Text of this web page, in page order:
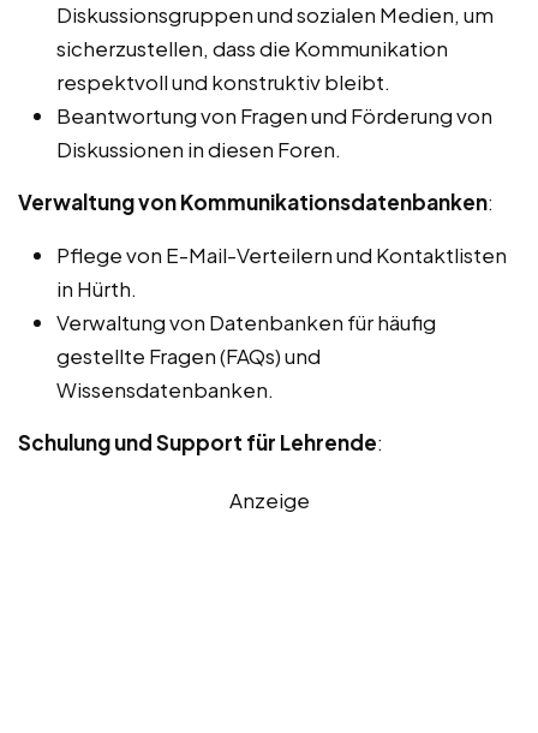
Diskussionsgruppen und sozialen Medien, um
sicherzustellen, dass die Kommunikation
respektvoll und konstruktiv bleibt.
Beantwortung von Fragen und Förderung von
Diskussionen in diesen Foren.
Verwaltung von Kommunikationsdatenbanken:
Pflege von E-Mail-Verteilern und Kontaktlisten
in Hürth.
Verwaltung von Datenbanken für häufig
gestellte Fragen (FAQs) und
Wissensdatenbanken.
Schulung und Support für Lehrende:
Anzeige